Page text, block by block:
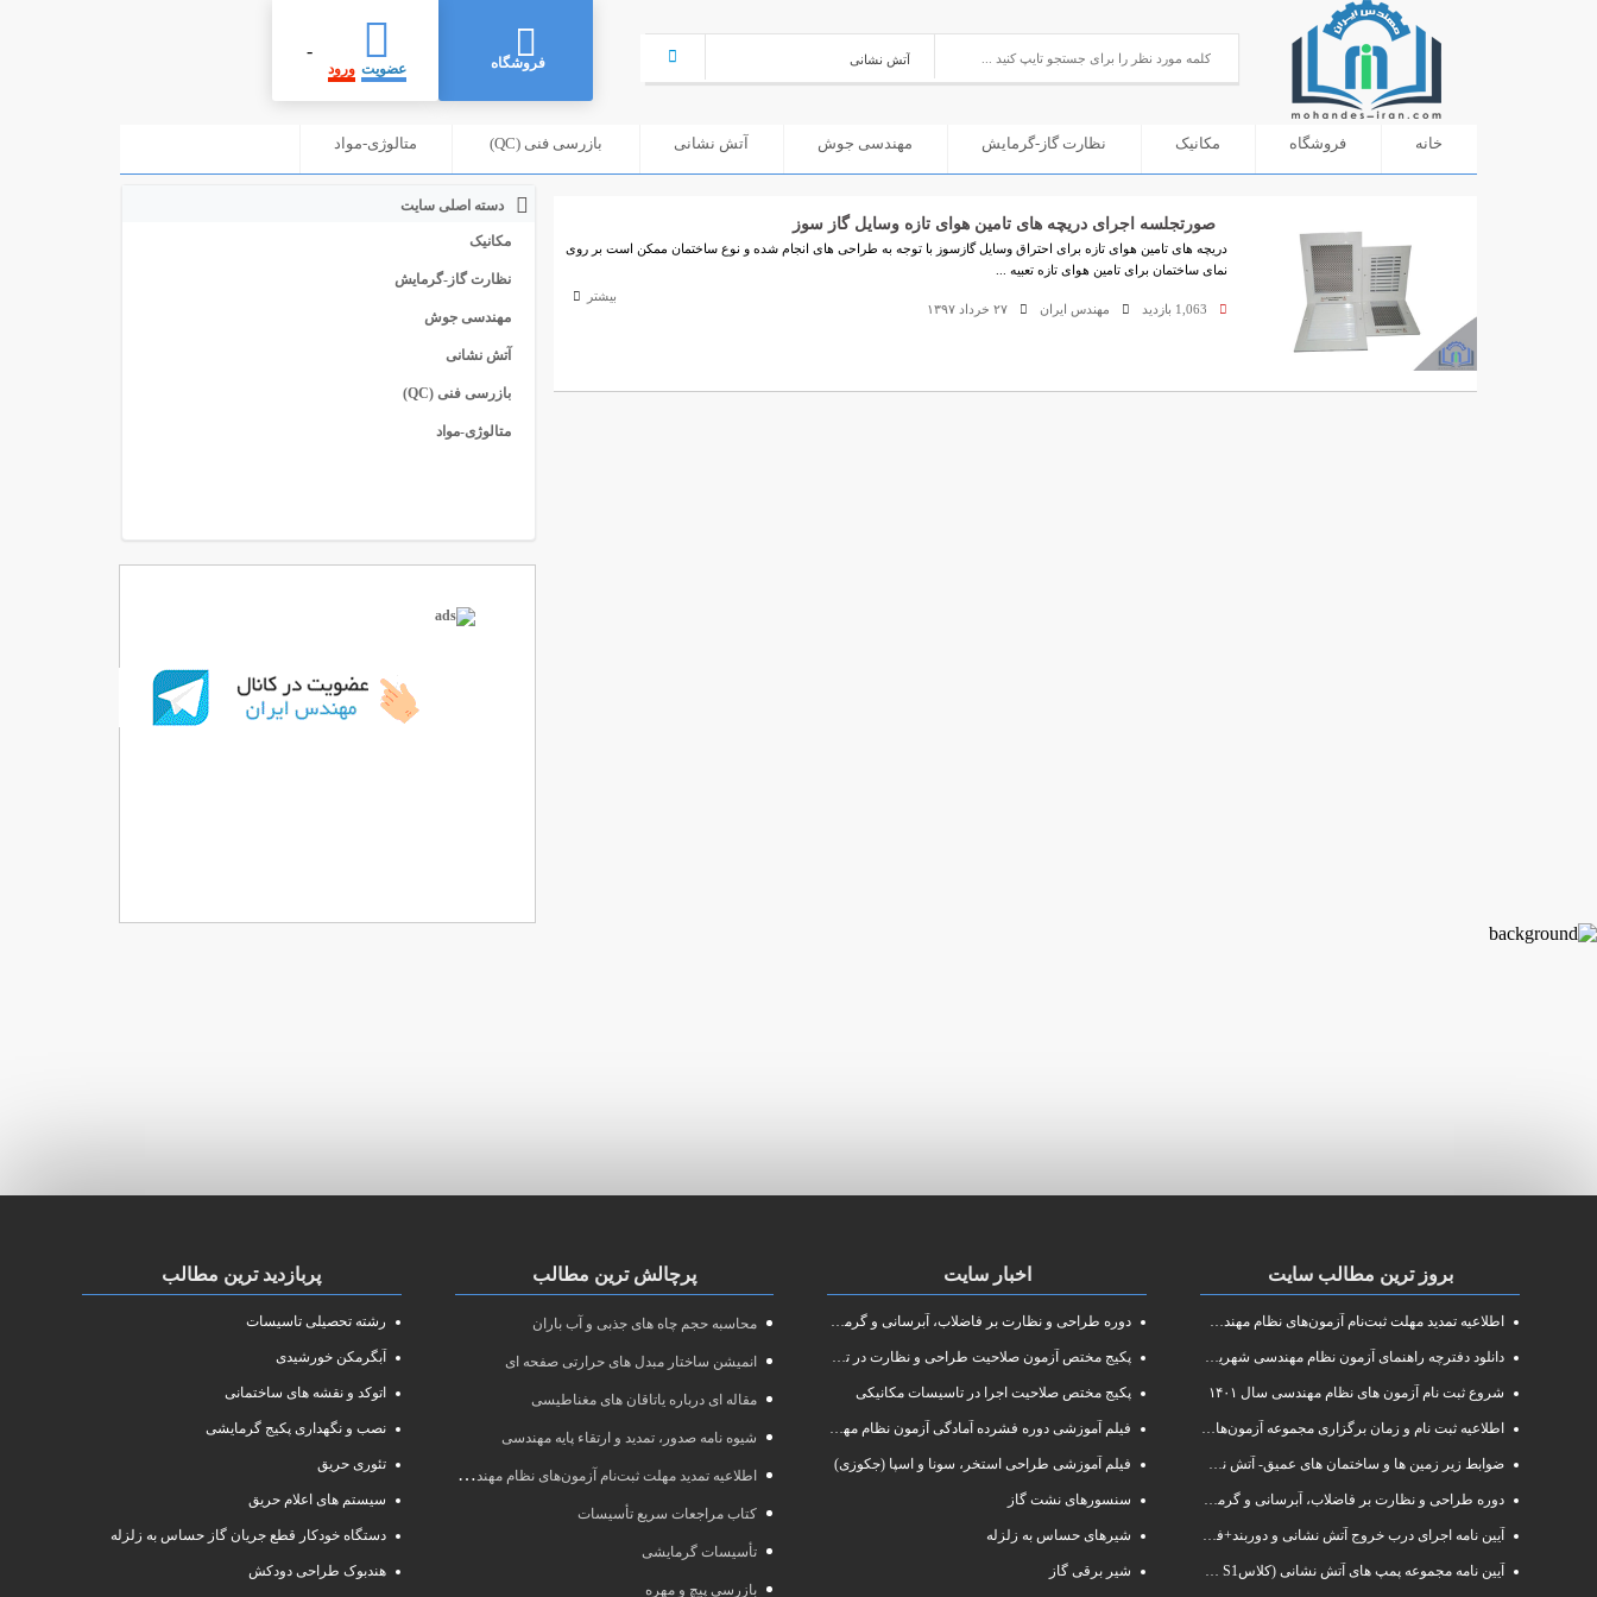
فروشگاه عضویت
-
ورود
خانه فروشگاه مکانیک نظارت گاز-گرمایش مهندسی جوش آتش نشانی بازرسی فنی (QC) متالوژی-مواد
صورتجلسه اجرای دریچه های تامین هوای تازه وسایل گاز سوز
دریچه های تامین هوای تازه برای احتراق وسایل گازسوز با توجه به طراحی های انجام شده و نوع ساختمان ممکن است بر روی
نمای ساختمان برای تامین هوای تازه تعبیه ...
1,063 بازدید مهندس ایران ۲۷ خرداد ۱۳۹۷
بیشتر
دسته اصلی سایت
مکانیک
نظارت گاز-گرمایش
مهندسی جوش
آتش نشانی
بازرسی فنی (QC)
متالوژی-مواد
بروز ترین مطالب سایت
اطلاعیه تمدید مهلت ثبت‌نام آزمون‌های نظام مهندسی سال ۱۴۰۱
دانلود دفترچه راهنمای آزمون نظام مهندسی شهریور ۱۴۰۱
شروع ثبت نام آزمون های نظام مهندسی سال ۱۴۰۱
اطلاعیه ثبت نام و زمان برگزاری مجموعه آزمون‌های نظام مهندسی ساختمان سال ۱۴۰۱
ضوابط زیر زمین ها و ساختمان های عمیق- آتش نشانی البرز
دوره طراحی و نظارت بر فاضلاب، آبرسانی و گرمایش رادیاتور
آیین نامه اجرای درب خروج آتش نشانی و دوربند+فایلpdf
آیین نامه مجموعه پمپ های آتش نشانی (کلاسS1 و S2 )
اخبار سایت
دوره طراحی و نظارت بر فاضلاب، آبرسانی و گرمایش رادیاتور
پکیج مختص آزمون صلاحیت طراحی و نظارت در تاسیسات مکانیکی
پکیج مختص صلاحیت اجرا در تاسیسات مکانیکی
فیلم آموزشی دوره فشرده آمادگی آزمون نظام مهندسی در رشته طراحی و نظارت تاسیسات مکانیکی ساختمان
فیلم آموزشی طراحی استخر، سونا و اسپا (جکوزی)
سنسورهای نشت گاز
شیرهای حساس به زلزله
شیر برقی گاز
پرچالش ترین مطالب
محاسبه حجم چاه های جذبی و آب باران
انمیشن ساختار مبدل های حرارتی صفحه ای
مقاله ای درباره یاتاقان های مغناطیسی
شیوه نامه صدور، تمدید و ارتقاء پایه مهندسی
اطلاعیه تمدید مهلت ثبت‌نام آزمون‌های نظام مهندسی سال ۱۴۰۱
کتاب مراجعات سریع تأسیسات
تأسیسات گرمایشی
بازرسی پیچ و مهره
پربازدید ترین مطالب
رشته تحصیلی تاسیسات
آبگرمکن خورشیدی
اتوکد و نقشه های ساختمانی
نصب و نگهداری پکیج گرمایشی
تئوری حریق
سیستم های اعلام حریق
دستگاه خودکار قطع جریان گاز حساس به زلزله
هندبوک طراحی دودکش